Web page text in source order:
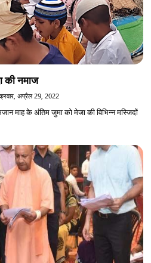
की नमाज
अप्रैल 29, 2022
माह के अंतिम जुमा को मेजा की विभिन्न मस्जिदों